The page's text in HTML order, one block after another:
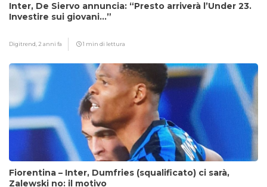
Inter, De Siervo annuncia: “Presto arriverà l’Under 23.
Investire sui giovani…”
Digitrend, 2 anni fa 1 min di lettura
Fiorentina – Inter, Dumfries (squalificato) ci sarà,
Zalewski no: il motivo